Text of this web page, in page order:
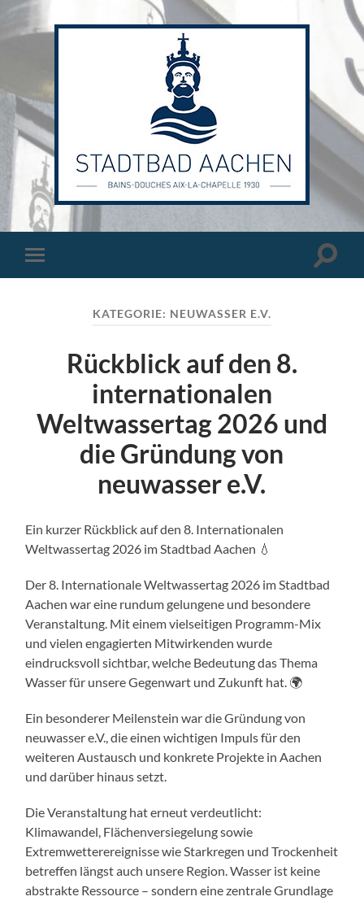
Stadtbad
Mobile-
Menü
KATEGORIE: NEUWASSER E.V.
Rückblick auf den 8.
internationalen
Weltwassertag 2026 und
die Gründung von
neuwasser e.V.
Ein kurzer Rückblick auf den 8. Internationalen
Weltwassertag 2026 im Stadtbad Aachen 💧
Der 8. Internationale Weltwassertag 2026 im Stadtbad
Aachen war eine rundum gelungene und besondere
Veranstaltung. Mit einem vielseitigen Programm-Mix
und vielen engagierten Mitwirkenden wurde
eindrucksvoll sichtbar, welche Bedeutung das Thema
Wasser für unsere Gegenwart und Zukunft hat. 🌍
Ein besonderer Meilenstein war die Gründung von
neuwasser e.V., die einen wichtigen Impuls für den
weiteren Austausch und konkrete Projekte in Aachen
und darüber hinaus setzt.
Die Veranstaltung hat erneut verdeutlicht:
Klimawandel, Flächenversiegelung sowie
Extremwetterereignisse wie Starkregen und Trockenheit
betreffen längst auch unsere Region. Wasser ist keine
abstrakte Ressource – sondern eine zentrale Grundlage